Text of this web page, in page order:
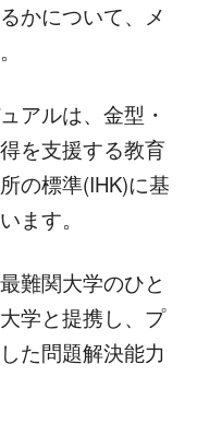
かについて、メ
アルは、金型・
を支援する教育
の標準(IHK)に基
ます。
難関大学のひと
学と提携し、プ
た問題解決能力